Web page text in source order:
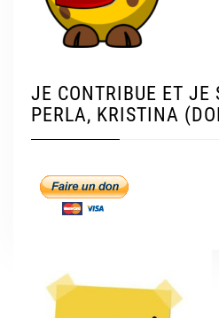
JE CONTRIBUE ET JE
PERLA, KRISTINA